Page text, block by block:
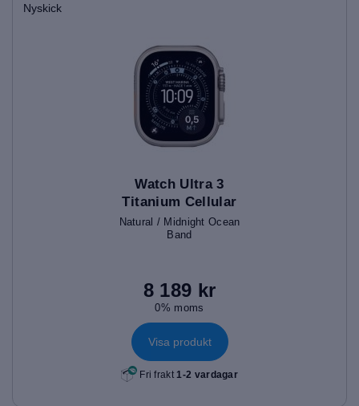
Nyskick
Watch Ultra 3
Titanium Cellular
(49mm)
Natural / Midnight Ocean
Band
8 189 kr
0% moms
Visa produkt
Fri frakt1-2 vardagar